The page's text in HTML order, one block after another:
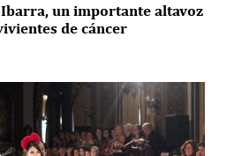
un importante altavoz
de cáncer